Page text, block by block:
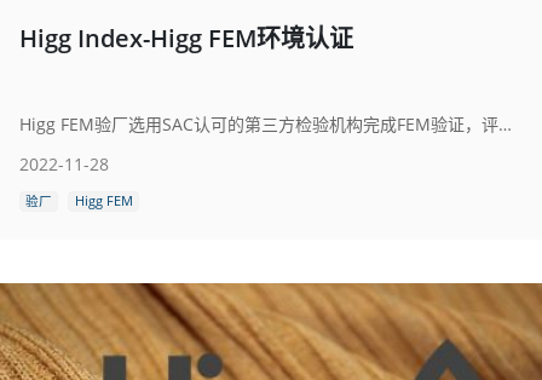
Higg Index-Higg FEM环境认证
Higg FEM验厂选用SAC认可的第三方检验机构完成FEM验证，评估其环境可持续发展的表现，从而推动制造商的持续改善。
2022-11-28
验厂 Higg FEM